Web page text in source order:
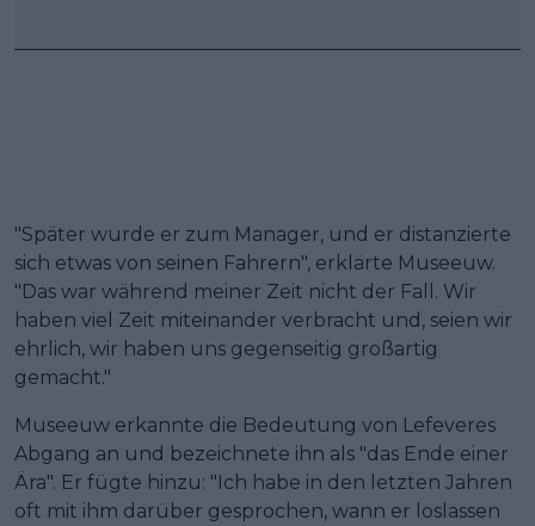
"Später wurde er zum Manager, und er distanzierte
sich etwas von seinen Fahrern", erklärte Museeuw.
"Das war während meiner Zeit nicht der Fall. Wir
haben viel Zeit miteinander verbracht und, seien wir
ehrlich, wir haben uns gegenseitig großartig
gemacht."
Museeuw erkannte die Bedeutung von Lefeveres
Abgang an und bezeichnete ihn als "das Ende einer
Ära". Er fügte hinzu: "Ich habe in den letzten Jahren
oft mit ihm darüber gesprochen, wann er loslassen